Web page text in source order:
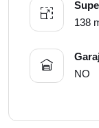
138
NO